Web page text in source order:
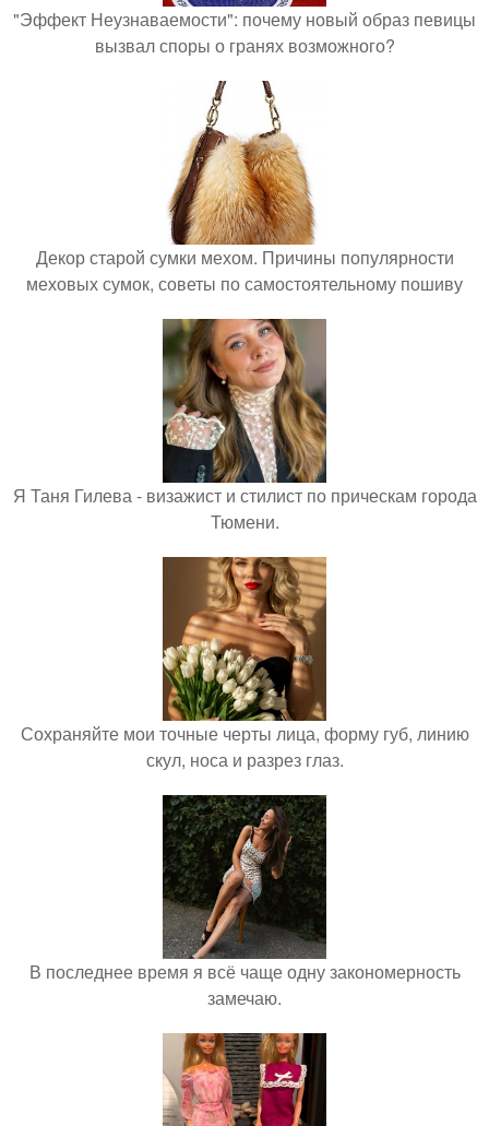
"Эффект Неузнаваемости": почему новый образ певицы
вызвал споры о гранях возможного?
Декор старой сумки мехом. Причины популярности
меховых сумок, советы по самостоятельному пошиву
Я Таня Гилева - визажист и стилист по прическам города
Тюмени.
Сохраняйте мои точные черты лица, форму губ, линию
скул, носа и разрез глаз.
В последнее время я всё чаще одну закономерность
замечаю.